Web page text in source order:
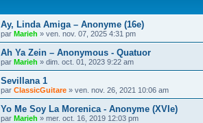
Ay, Linda Amiga – Anonyme (16e)
par Marieh » ven. nov. 07, 2025 4:31 pm
Ah Ya Zein – Anonymous - Quatuor
par Marieh » dim. oct. 01, 2023 9:22 am
Sevillana 1
par ClassicGuitare » ven. nov. 26, 2021 10:06 am
Yo Me Soy La Morenica - Anonyme (XVIe)
par Marieh » mer. oct. 16, 2019 12:03 pm